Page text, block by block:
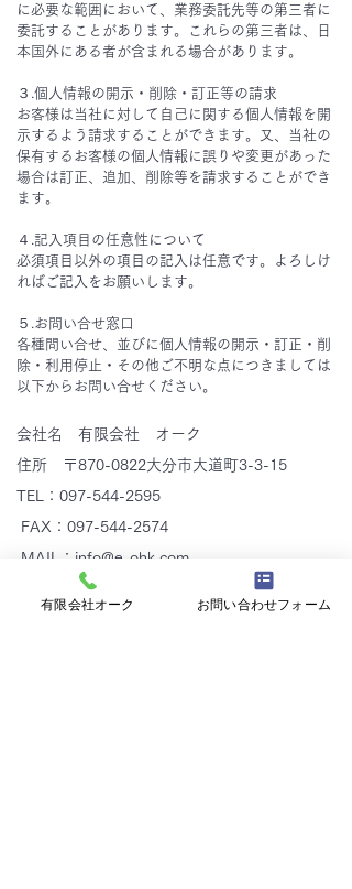
に必要な範囲において、業務委託先等の第三者に
委託することがあります。これらの第三者は、日
本国外にある者が含まれる場合があります。
３.個人情報の開示・削除・訂正等の請求
お客様は当社に対して自己に関する個人情報を開
示するよう請求することができます。又、当社の
保有するお客様の個人情報に誤りや変更があった
場合は訂正、追加、削除等を請求することができ
ます。
４.記入項目の任意性について
必須項目以外の項目の記入は任意です。よろしけ
ればご記入をお願いします。
５.お問い合せ窓口
各種問い合せ、並びに個人情報の開示・訂正・削
除・利用停止・その他ご不明な点につきましては
以下からお問い合せください。
会社名 有限会社 オーク
住所 〒870-0822大分市大道町3-3-15
TEL：097-544-2595
FAX：097-544-2574
MAIL： info@e-ohk.com
有限会社オーク お問い合わせフォーム